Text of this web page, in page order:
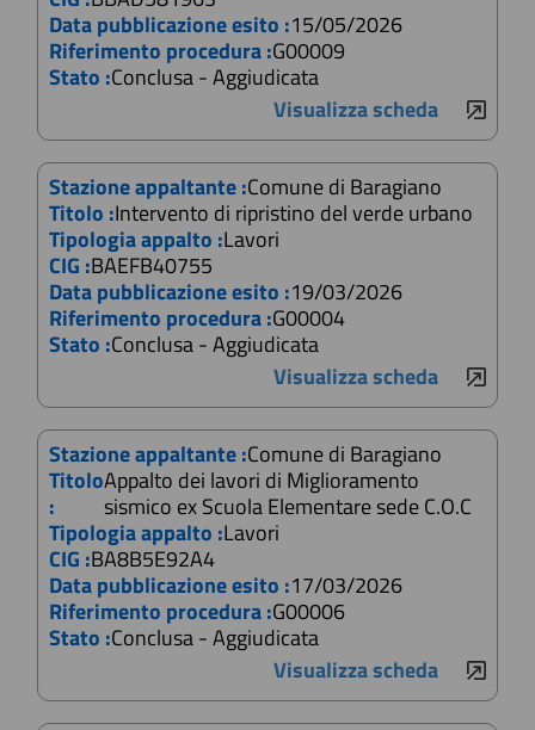
Data pubblicazione esito :15/05/2026
Riferimento procedura :G00009
Stato :Conclusa - Aggiudicata
Visualizza scheda
Stazione appaltante :Comune di Baragiano
Titolo :Intervento di ripristino del verde urbano
Tipologia appalto :Lavori
CIG :BAEFB40755
Data pubblicazione esito :19/03/2026
Riferimento procedura :G00004
Stato :Conclusa - Aggiudicata
Visualizza scheda
Stazione appaltante :Comune di Baragiano
Titolo
:
Appalto dei lavori di Miglioramento
sismico ex Scuola Elementare sede C.O.C
Tipologia appalto :Lavori
CIG :BA8B5E92A4
Data pubblicazione esito :17/03/2026
Riferimento procedura :G00006
Stato :Conclusa - Aggiudicata
Visualizza scheda